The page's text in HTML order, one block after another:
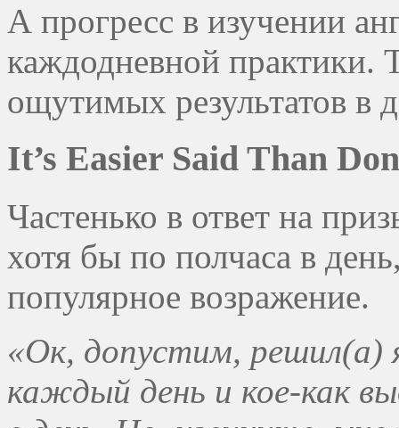
А прогресс в изучении
каждодневной практики.
ощутимых результатов в
It’s Easier Said Than
Частенько в ответ на
хотя бы по полчаса в
популярное возражение.
«Ок, допустим, решил(а)
каждый день и кое-как